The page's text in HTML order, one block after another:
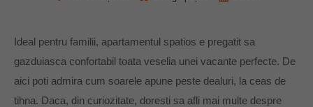
Ideal pentru familii, apartamentul spatios e pregatit sa
gazduiasca confortabil toata veselia unei vacante perfecte. De
aici poti admira cum soarele apune peste dealuri, la ceas de
tihna. Daca, din curiozitate, doresti sa afli mai multe despre